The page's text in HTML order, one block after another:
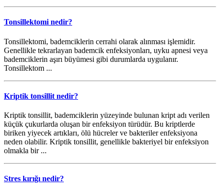
Tonsillektomi nedir?
Tonsillektomi, bademciklerin cerrahi olarak alınması işlemidir.
Genellikle tekrarlayan bademcik enfeksiyonları, uyku apnesi veya
bademciklerin aşırı büyümesi gibi durumlarda uygulanır.
Tonsillektom ...
Kriptik tonsillit nedir?
Kriptik tonsillit, bademciklerin yüzeyinde bulunan kript adı verilen
küçük çukurlarda oluşan bir enfeksiyon türüdür. Bu kriptlerde
biriken yiyecek artıkları, ölü hücreler ve bakteriler enfeksiyona
neden olabilir. Kriptik tonsillit, genellikle bakteriyel bir enfeksiyon
olmakla bir ...
Stres kırığı nedir?